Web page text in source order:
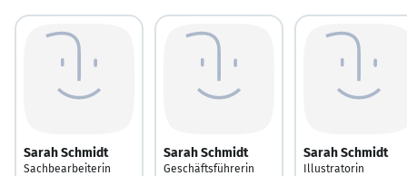
Sarah Schmidt
Sachbearbeiterin
Sarah Schmidt
Geschäftsführerin
Sarah Schmidt
Illustratorin